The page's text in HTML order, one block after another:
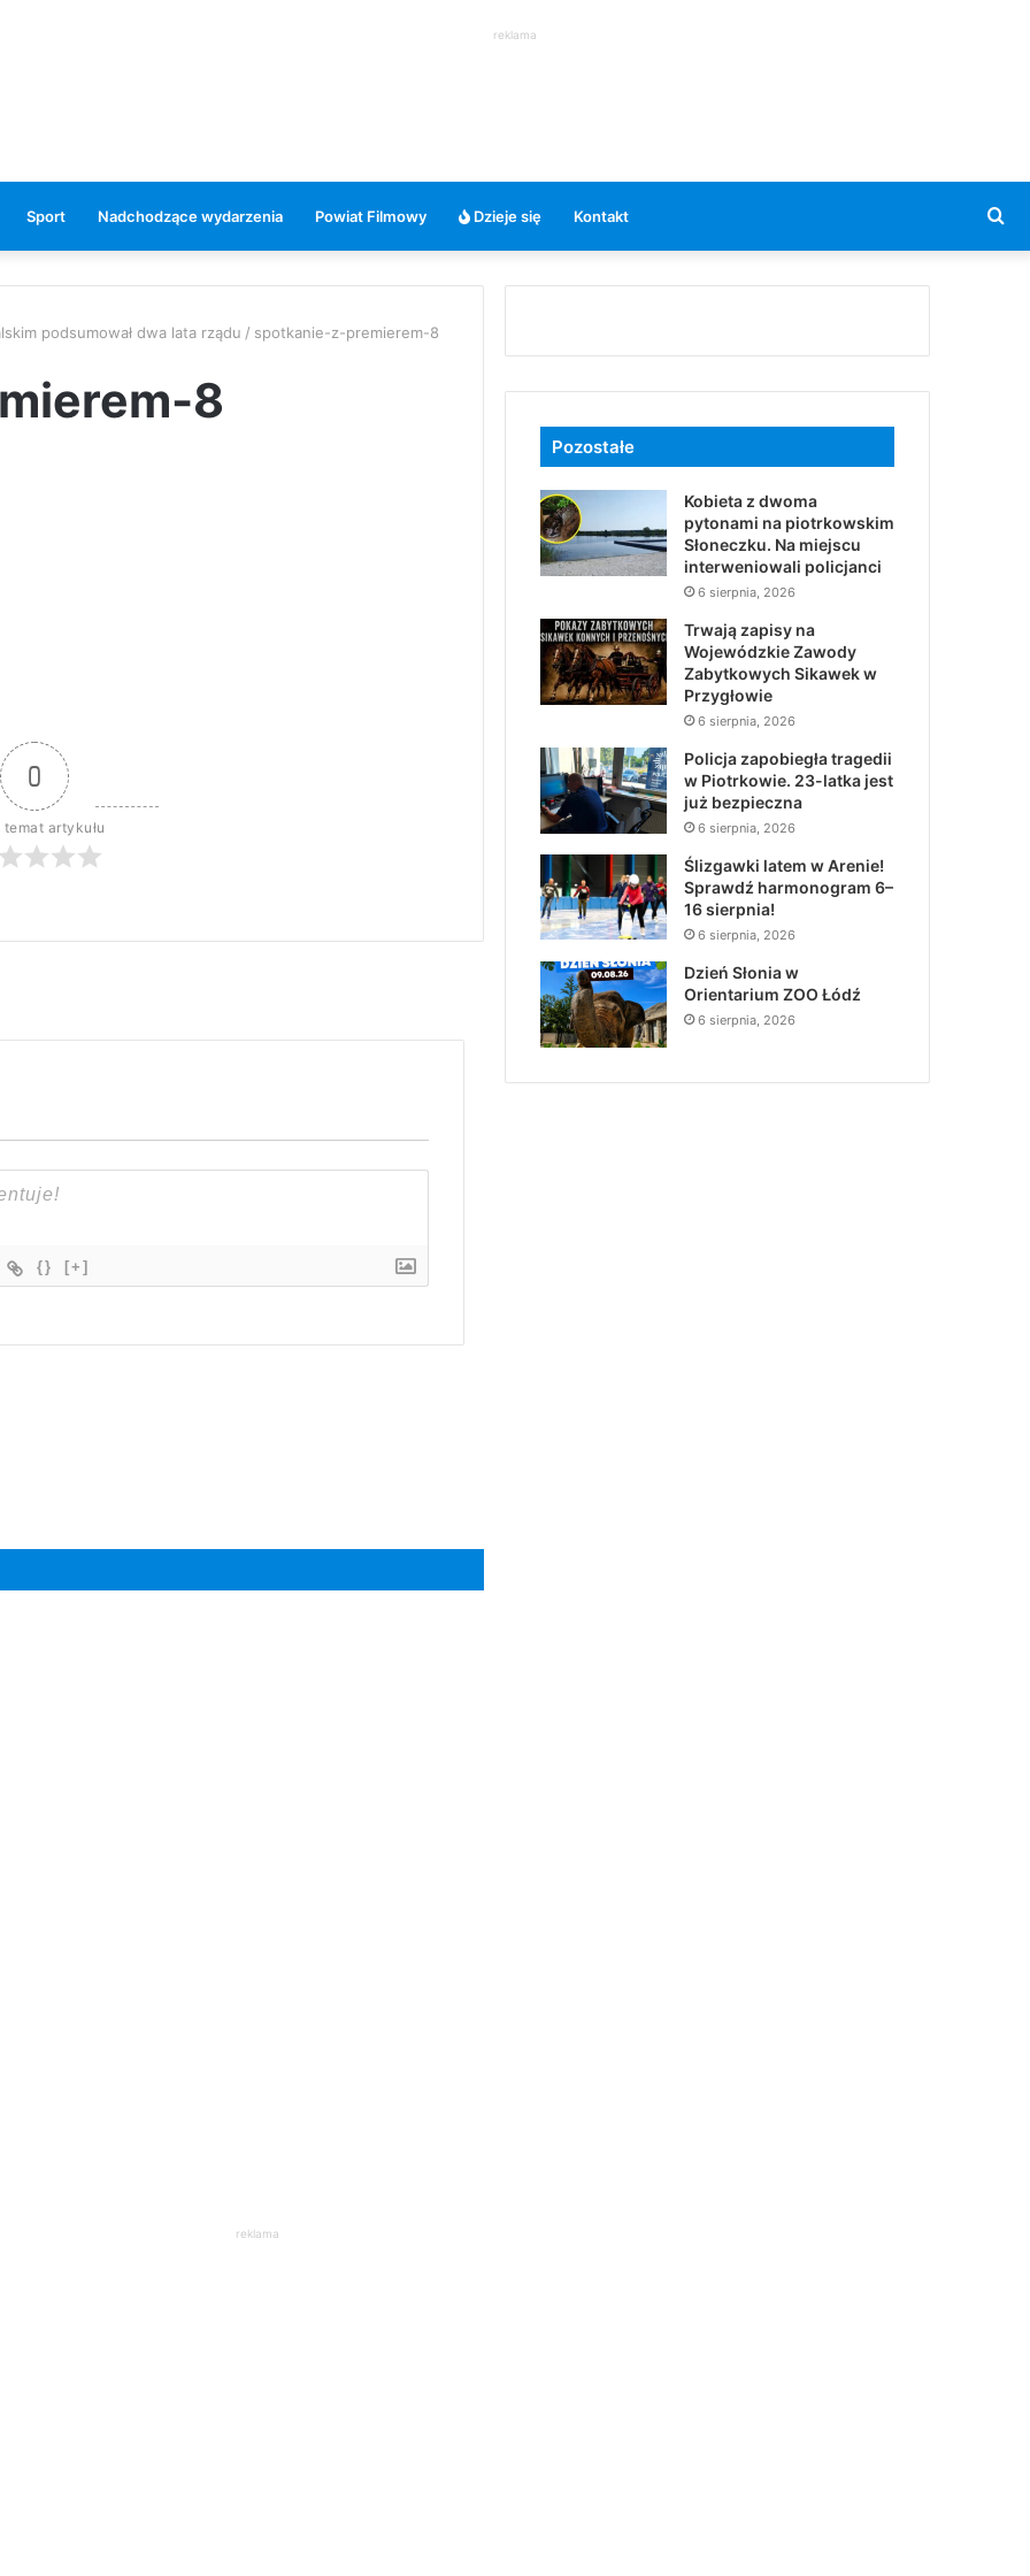
reklama
Sport Nadchodzące wydarzenia Powiat Filmowy Dzieje się Kontakt
podsumował dwa lata rządu / spotkanie-z-premierem-8
8
0
temat artykułu
{} [+]
Pozostałe
Kobieta z dwoma
pytonami na piotrkowskim
Słoneczku. Na miejscu
interweniowali policjanci
6 sierpnia, 2026
Trwają zapisy na
Wojewódzkie Zawody
Zabytkowych Sikawek w
Przygłowie
6 sierpnia, 2026
Policja zapobiegła tragedii
w Piotrkowie. 23-latka jest
już bezpieczna
6 sierpnia, 2026
Ślizgawki latem w Arenie!
Sprawdź harmonogram 6–
16 sierpnia!
6 sierpnia, 2026
Dzień Słonia w
Orientarium ZOO Łódź
6 sierpnia, 2026
reklama